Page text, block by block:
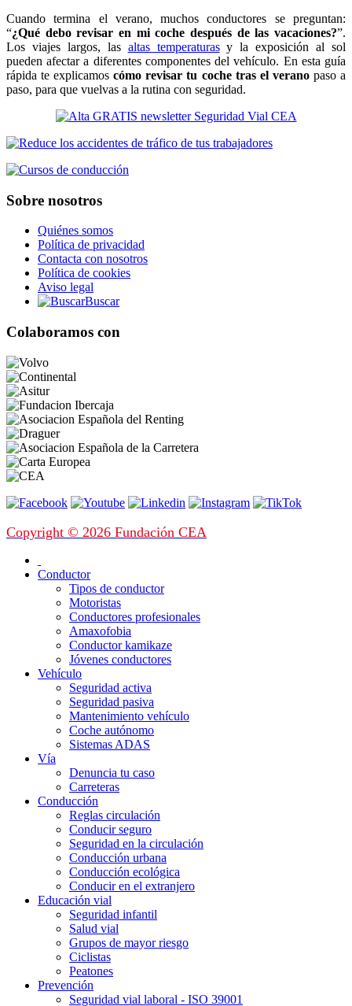
Cuando termina el verano, muchos conductores se preguntan:
“¿Qué debo revisar en mi coche después de las vacaciones?”.
Los viajes largos, las altas temperaturasy la exposición al sol
pueden afectar a diferentes componentes del vehículo. En esta guía
rápida te explicamoscómo revisar tu coche tras el veranopaso a
paso, para que vuelvas a la rutina con seguridad.
Sobre nosotros
Quiénes somos
Política de privacidad
Contacta con nosotros
Política de cookies
Aviso legal
Buscar
Colaboramos con
Copyright © 2026 Fundación CEA
Conductor
Tipos de conductor
Motoristas
Conductores profesionales
Amaxofobia
Conductor kamikaze
Jóvenes conductores
Vehículo
Seguridad activa
Seguridad pasiva
Mantenimiento vehículo
Coche autónomo
Sistemas ADAS
Vía
Denuncia tu caso
Carreteras
Conducción
Reglas circulación
Conducir seguro
Seguridad en la circulación
Conducción urbana
Conducción ecológica
Conducir en el extranjero
Educación vial
Seguridad infantil
Salud vial
Grupos de mayor riesgo
Ciclistas
Peatones
Prevención
Seguridad vial laboral - ISO 39001